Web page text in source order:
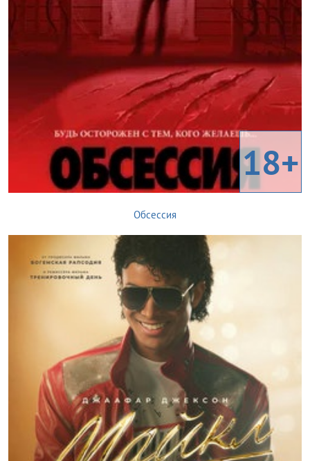
18+
Обсессия